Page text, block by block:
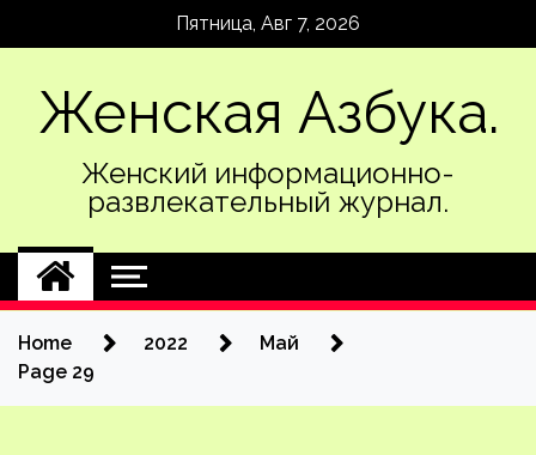
Пятница, Авг 7, 2026
Женская Азбука.
Женский информационно-
развлекательный журнал.
Home 2022
Май
Page 29